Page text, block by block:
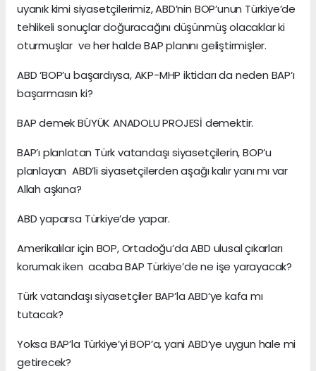
uyanık kimi siyasetçilerimiz, ABD’nin BOP’unun Türkiye’de
tehlikeli sonuçlar doğuracağını düşünmüş olacaklar ki
oturmuşlar ve her halde BAP planını geliştirmişler.
ABD ‘BOP’u başardıysa, AKP-MHP iktidarı da neden BAP’ı
başarmasın ki?
BAP demek BÜYÜK ANADOLU PROJESİ demektir.
BAP’ı planlatan Türk vatandaşı siyasetçilerin, BOP’u
planlayan ABD’li siyasetçilerden aşağı kalır yanı mı var
Allah aşkına?
ABD yaparsa Türkiye’de yapar.
Amerikalılar için BOP, Ortadoğu’da ABD ulusal çıkarları
korumak iken acaba BAP Türkiye’de ne işe yarayacak?
Türk vatandaşı siyasetçiler BAP’la ABD’ye kafa mı
tutacak?
Yoksa BAP’la Türkiye’yi BOP’a, yani ABD’ye uygun hale mi
getirecek?